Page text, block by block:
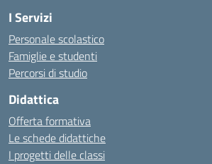
I Servizi
Personale scolastico
Famiglie e studenti
Percorsi di studio
Didattica
Offerta formativa
Le schede didattiche
I progetti delle classi